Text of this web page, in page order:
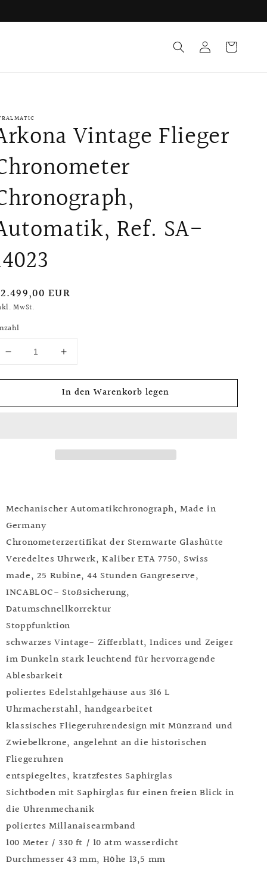
EinloggenWarenkorb
Vintage Flieger
Ref. SA-
EUR
MwSt.
Verringere
Menge
Arkona
Chronograph,
14023
Erhöhe
Menge
für
Arkona
14023
In den Warenkorb legen
Mechanischer Automatikchronograph, Made in
Germany
Chronometerzertifikat der Sternwarte Glashütte
Veredeltes Uhrwerk, Kaliber ETA 7750, Swiss
made, 25 Rubine, 44 Stunden Gangreserve,
INCABLOC- Stoßsicherung,
Datumschnellkorrektur
Stoppfunktion
schwarzes Vintage- Zifferblatt, Indices und Zeiger
im Dunkeln stark leuchtend für hervorragende
Ablesbarkeit
poliertes Edelstahlgehäuse aus 316 L
Uhrmacherstahl, handgearbeitet
klassisches Fliegeruhrendesign mit Münzrand und
Zwiebelkrone, angelehnt an die historischen
Fliegeruhren
entspiegeltes, kratzfestes Saphirglas
Sichtboden mit Saphirglas für einen freien Blick in
die Uhrenmechanik
poliertes Millanaisearmband
100 Meter / 330 ft / 10 atm wasserdicht
Durchmesser 43 mm, Höhe 13,5 mm